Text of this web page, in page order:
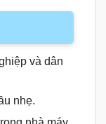
và dân
nhẹ.